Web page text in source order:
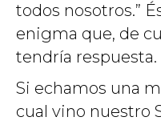
todos nosotros.”
enigma que, de
tendría respuesta.
Si echamos una
cual vino nuestro